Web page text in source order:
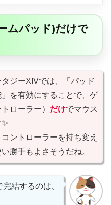
ムパッド)だけで
ジーXIVでは、「パッド
を有効にすることで、ゲ
ローラー） だけでマウス
ントローラーを持ち変え
勝手もよさそうだね。
結するのは、